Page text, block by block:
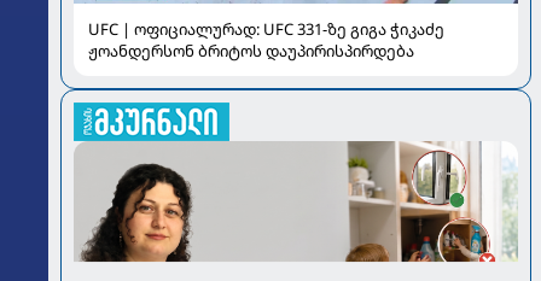
UFC | ოფიციალურად: UFC 331-ზე გიგა ჭიკაძე
ჟოანდერსონ ბრიტოს დაუპირისპირდება